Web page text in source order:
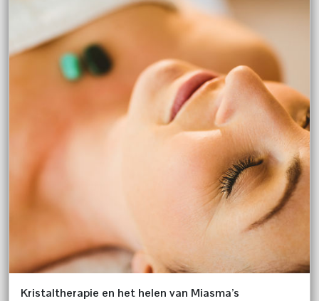
Kristaltherapie en het helen van Miasma’s